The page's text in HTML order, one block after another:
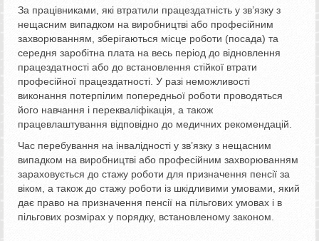
За працівниками, які втратили працездатність у зв’язку з
нещасним випадком на виробництві або професійним
захворюванням, зберігаються місце роботи (посада) та
середня заробітна плата на весь період до відновлення
працездатності або до встановлення стійкої втрати
професійної працездатності. У разі неможливості
виконання потерпілим попередньої роботи проводяться
його навчання і перекваліфікація, а також
працевлаштування відповідно до медичних рекомендацій.
Час перебування на інвалідності у зв’язку з нещасним
випадком на виробництві або професійним захворюванням
зараховується до стажу роботи для призначення пенсії за
віком, а також до стажу роботи із шкідливими умовами, який
дає право на призначення пенсії на пільгових умовах і в
пільгових розмірах у порядку, встановленому законом.